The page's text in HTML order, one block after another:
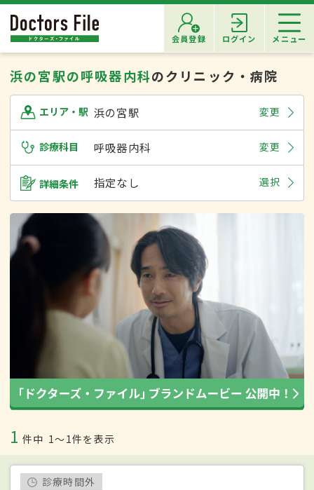
会員登録 ログイン メニュー
浜の宮駅の呼吸器内科のクリニック・病院
エリア・駅 浜の宮駅 変更
診療科目 呼吸器内科 変更
詳細条件 指定なし 選択
1 件中 1〜1件を表示
診療時間外